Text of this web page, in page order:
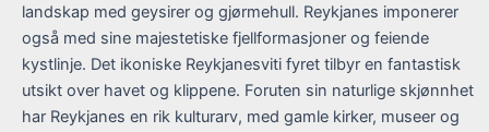
landskap med geysirer og gjørmehull. Reykjanes imponerer
også med sine majestetiske fjellformasjoner og feiende
kystlinje. Det ikoniske Reykjanesviti fyret tilbyr en fantastisk
utsikt over havet og klippene. Foruten sin naturlige skjønnhet
har Reykjanes en rik kulturarv, med gamle kirker, museer og